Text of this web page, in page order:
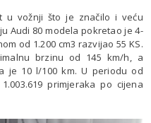
u vožnji što je značilo i veću
Audi 80 modela pokretao je 4-
od 1.200 cm3 razvijao 55 KS.
brzinu od 145 km/h, a
je 10 l/100 km. U periodu od
primjeraka po cijena